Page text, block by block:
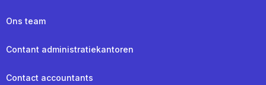
Ons team
Contant administratiekantoren
Contact accountants